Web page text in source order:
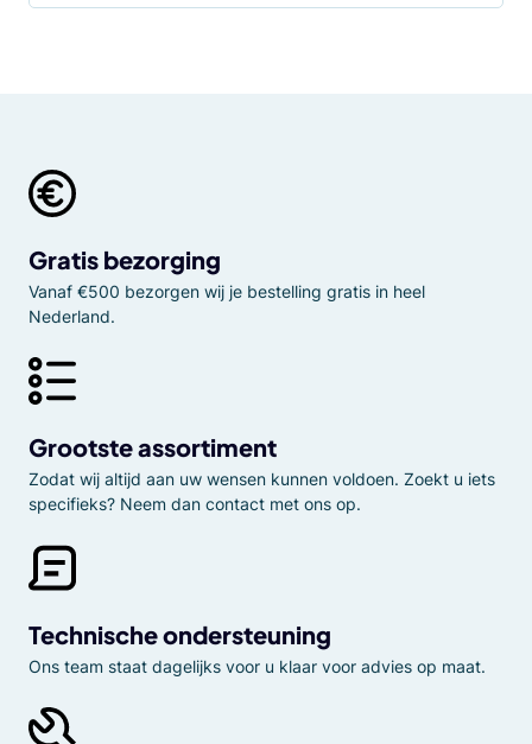
Gratis bezorging
Vanaf €500 bezorgen wij je bestelling gratis in heel
Nederland.
Grootste assortiment
Zodat wij altijd aan uw wensen kunnen voldoen. Zoekt u iets
specifieks? Neem dan contact met ons op.
Technische ondersteuning
Ons team staat dagelijks voor u klaar voor advies op maat.